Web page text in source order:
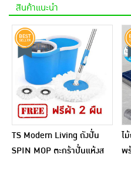
สินค้าแนะนำ
TS Modern Living ถังปั่น
SPIN MOP ตะกร้าปั่นแห้งส
ไ
พ